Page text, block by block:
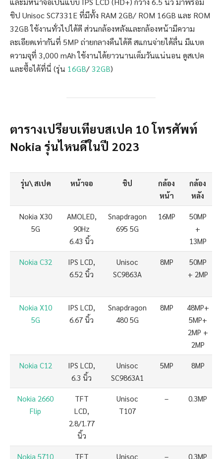
ชิป Unisoc SC7331E ที่มีทั้ง RAM 2GB/ ROM 16GB และ ROM
32GB ใช้งานทั่วไปได้ดี ส่วนกล้องหลังและกล้องหน้ามีความ
ละเอียดเท่ากันที่ 5MP ถ่ายกลางคืนได้ดี สแกนจ่ายได้ลื่น มีแบต
ความจุที่ 3,000 mAh ใช้งานได้ยาวนานเต็มวันแน่นอน ดูสเปค
และซื้อได้ที่นี่ (รุ่น 16GB/32GB)
ตารางเปรียบเทียบสเปค 10 โทรศัพท์
Nokia รุ่นไหนดีในปี 2023
รุ่น\ สเปค หน้าจอ ชิป
กล้อง
หน้า
กล้อง
หลัง
Nokia X30
5G
AMOLED,
90Hz
6.43 นิ้ว
Snapdragon
695 5G
16MP
50MP
+
13MP
Nokia C32
IPS LCD,
6.52 นิ้ว
Unisoc
SC9863A
8MP
50MP
+ 2MP
Nokia X10
5G
IPS LCD,
6.67 นิ้ว
Snapdragon
480 5G
8MP
48MP+
5MP+
2MP +
2MP
Nokia C12
IPS LCD,
6.3 นิ้ว
Unisoc
SC9863A1
5MP 8MP
Nokia 2660
Flip
TFT
LCD,
2.8/1.77
นิ้ว
Unisoc
T107
– 0.3MP
Nokia 5710 TFT Unisoc – 0.3MP